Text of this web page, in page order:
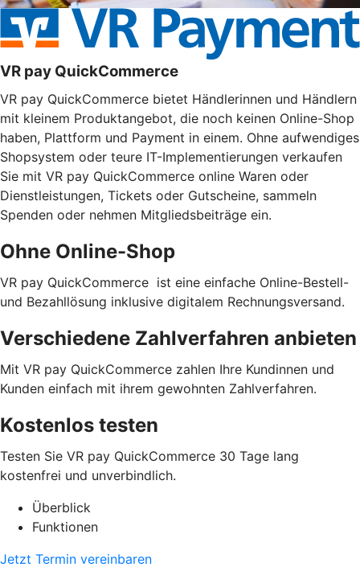
VR pay QuickCommerce
VR pay QuickCommerce bietet Händlerinnen und Händlern
mit kleinem Produktangebot, die noch keinen Online-Shop
haben, Plattform und Payment in einem. Ohne aufwendiges
Shopsystem oder teure IT-Implementierungen verkaufen
Sie mit VR pay QuickCommerce online Waren oder
Dienstleistungen, Tickets oder Gutscheine, sammeln
Spenden oder nehmen Mitgliedsbeiträge ein.
Ohne Online-Shop
VR pay QuickCommerce ist eine einfache Online-Bestell-
und Bezahllösung inklusive digitalem Rechnungsversand.
Verschiedene Zahlverfahren anbieten
Mit VR pay QuickCommerce zahlen Ihre Kundinnen und
Kunden einfach mit ihrem gewohnten Zahlverfahren.
Kostenlos testen
Testen Sie VR pay QuickCommerce 30 Tage lang
kostenfrei und unverbindlich.
Überblick
Funktionen
Jetzt Termin vereinbaren